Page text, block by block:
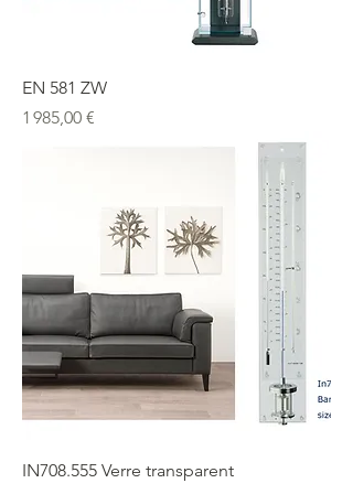
EN 581 ZW
Prix
1 985,00 €
IN708.555 Verre transparent